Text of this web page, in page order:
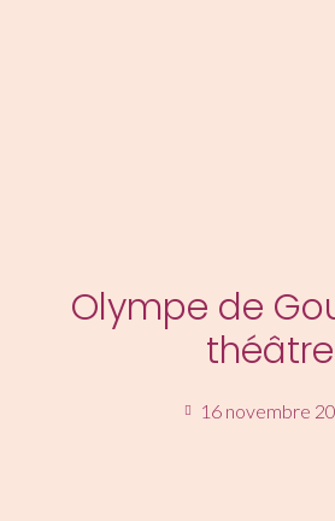
Olympe de
théâtre
16 novembre